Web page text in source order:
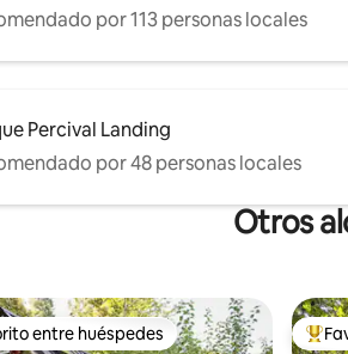
por 113 personas locales
Percival Landing
por 48 personas locales
Otros
entre huéspedes preferido
entre huéspedes